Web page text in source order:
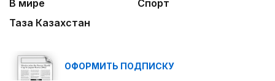
В мире
Спорт
Таза Казахстан
ОФОРМИТЬ ПОДПИСКУ